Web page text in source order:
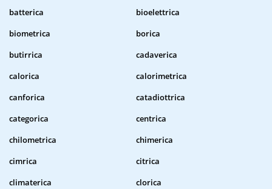
batterica
bioelettrica
biometrica
borica
butirrica
cadaverica
calorica
calorimetrica
canforica
catadiottrica
categorica
centrica
chilometrica
chimerica
cimrica
citrica
climaterica
clorica